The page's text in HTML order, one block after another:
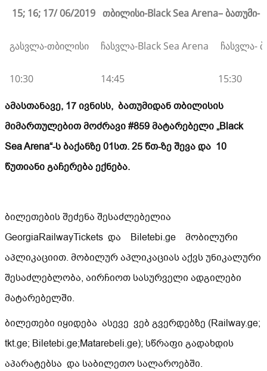
15; 16; 17/ 06/2019 თბილისი-Black Sea Arena–ბათუმი-
გასვლა-თბილისი ჩასვლა-Black Sea Arena ჩასვლა-
10:30 14:45 15:30
ამასთანავე, 17 ივნისს, ბათუმიდან თბილისის
მიმართულებით მოძრავი #859 მატარებელი „Black
Sea Arena“-ს ბაქანზე01სთ. 25 წთ-ზე შევა და 10
წუთიანი გაჩერება ექნება.
ბილეთების შეძენა შესაძლებელია
GeorgiaRailwayTickets და Biletebi.ge
მობილური
აპლიკაციით. მობილურ აპლიკაციას აქვს უნიკალური
შესაძლებლობა, აირჩიოთ სასურველი ადგილები
მატარებელში.
ბილეთები იყიდება ასევე ვებ გვერდებზე (Railway.ge;
tkt.ge; Biletebi.ge;Matarebeli.ge); სწრაფი გადახდის
აპარატებსა და საბილეთო სალაროებში.